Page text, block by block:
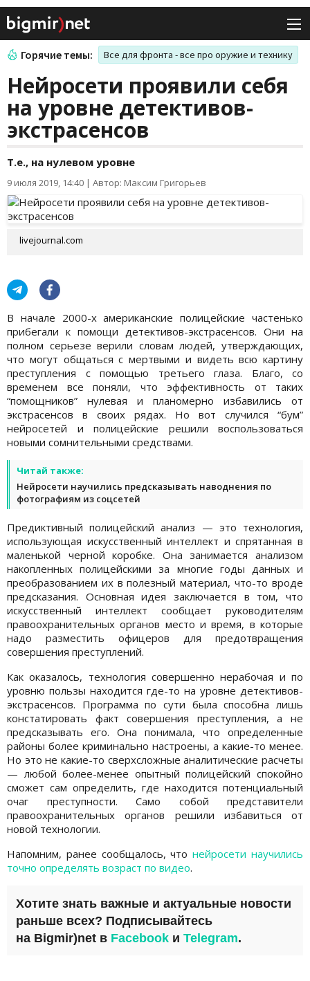
Горячие темы: Все для фронта - все про оружие и технику
Нейросети проявили себя
на уровне детективов-
экстрасенсов
Т.е., на нулевом уровне
9 июля 2019, 14:40 | Автор: Максим Григорьев
livejournal.com
В начале 2000-х американские полицейские частенько
прибегали к помощи детективов-экстрасенсов. Они на
полном серьезе верили словам людей, утверждающих,
что могут общаться с мертвыми и видеть всю картину
преступления с помощью третьего глаза. Благо, со
временем все поняли, что эффективность от таких
“помощников” нулевая и планомерно избавились от
экстрасенсов в своих рядах. Но вот случился “бум”
нейросетей и полицейские решили воспользоваться
новыми сомнительными средствами.
Читай также:
Нейросети научились предсказывать наводнения по
фотографиям из соцсетей
Предиктивный полицейский анализ — это технология,
использующая искусственный интеллект и спрятанная в
маленькой черной коробке. Она занимается анализом
накопленных полицейскими за многие годы данных и
преобразованием их в полезный материал, что-то вроде
предсказания. Основная идея заключается в том, что
искусственный интеллект сообщает руководителям
правоохранительных органов место и время, в которые
надо разместить офицеров для предотвращения
совершения преступлений.
Как оказалось, технология совершенно нерабочая и по
уровню пользы находится где-то на уровне детективов-
экстрасенсов. Программа по сути была способна лишь
констатировать факт совершения преступления, а не
предсказывать его. Она понимала, что определенные
районы более криминально настроены, а какие-то менее.
Но это не какие-то сверхсложные аналитические расчеты
— любой более-менее опытный полицейский спокойно
сможет сам определить, где находится потенциальный
очаг преступности. Само собой представители
правоохранительных органов решили избавиться от
новой технологии.
Напомним, ранее сообщалось, чтонейросети научились
точно определять возраст по видео.
Хотите знать важные и актуальные новости
раньше всех? Подписывайтесь
на Bigmir)net в Facebook и Telegram.